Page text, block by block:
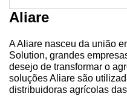
Notícias
Destaque
Mercado
Aliare
A Aliare nasceu da união
Solution, grandes
desejo de transformar o
soluções Aliare são
distribuidoras agrícolas